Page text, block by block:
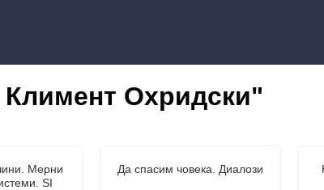
Охридски"
Мерни
SI
Да спасим човека. Диалози